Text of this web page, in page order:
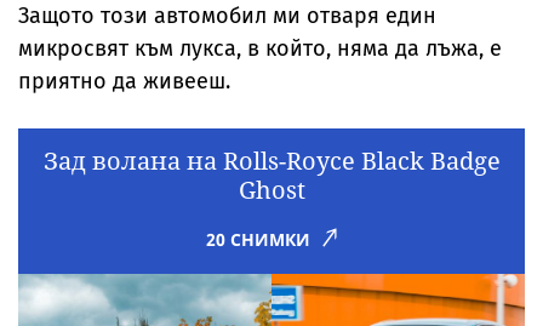
Защото този автомобил ми отваря един
микросвят към лукса, в който, няма да лъжа, е
приятно да живееш.
Зад волана на Rolls-Royce Black Badge
Ghost
20 СНИМКИ